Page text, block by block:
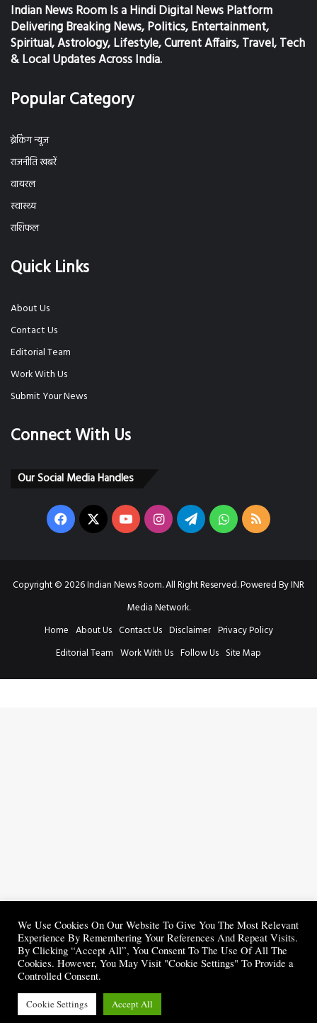
Indian News Room Is a Hindi Digital News Platform
Delivering Breaking News, Politics, Entertainment,
Spiritual, Astrology, Lifestyle, Current Affairs, Travel, Tech
& Local Updates Across India.
Popular Category
ब्रेकिंग न्यूज
राजनीति खबरें
वायरल
स्वास्थ्य
राशिफल
Quick Links
About Us
Contact Us
Editorial Team
Work With Us
Submit Your News
Connect With Us
Our Social Media Handles
Facebook
X YouTubeInstagramTelegramWhatsApp
RSS
Copyright © 2026 Indian News Room. All Right Reserved. Powered By INR
Media Network.
Home About Us Contact Us Disclaimer Privacy Policy
Editorial Team Work With Us Follow Us Site Map
We Use Cookies On Our Website To Give You The Most Relevant
Experience By Remembering Your References And Repeat Visits.
By Clicking “Accept All”, You Consent To The Use Of All The
Cookies. However, You May Visit "Cookie Settings" To Provide a
Controlled Consent.
Cookie Settings Accept All